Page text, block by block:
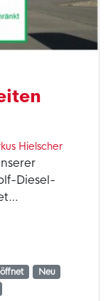
Hielscher
Diesel-
Neu